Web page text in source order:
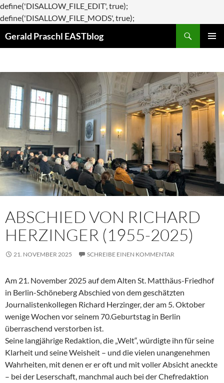
define('DISALLOW_FILE_EDIT', true);
define('DISALLOW_FILE_MODS', true);
Gerald Praschl EASTblog
ABSCHIED VON RICHARD
HERZINGER (1955-2025)
21. NOVEMBER 2025 SCHREIBE EINEN KOMMENTAR
Am 21. November 2025 auf dem Alten St. Matthäus-Friedhof
in Berlin-Schöneberg Abschied von dem geschätzten
Journalistenkollegen Richard Herzinger, der am 5. Oktober
wenige Wochen vor seinem 70.Geburtstag in Berlin
überraschend verstorben ist.
Seine langjährige Redaktion, die „Welt“, würdigte ihn für seine
Klarheit und seine Weisheit – und die vielen unangenehmen
Wahrheiten, mit denen er er oft und mit voller Absicht aneckte
– bei der Leserschaft, manchmal auch bei der Chefredaktion